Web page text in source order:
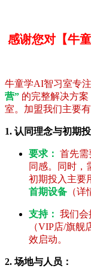
感谢您对【牛
牛童学AI智习室专
营” 的完整解决方
室。加盟我们主要
1. 认同理念与初期投
要求： 首先需
同感。同时，
初期投入主要
首期设备 （
支持： 我们会
（VIP店/旗
效启动。
2. 场地与人员：